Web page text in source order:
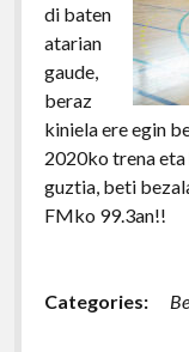
di baten
atarian
gaude,
beraz
kiniela ere egin
2020ko trena eta
guztia, beti
FMko 99.3an!!
Categories: